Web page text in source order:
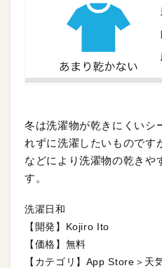
冬は洗濯物が乾きにくいシ
れずに洗濯したいものです
などにより洗濯物の乾きや
す。
洗濯日和
【開発】Kojiro Ito
【価格】無料
【カテゴリ】App Store＞天